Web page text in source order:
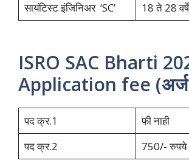
सायंटिस्ट इंजिनिअर ‘SC’
18 ते 28 वर्षे
ISRO SAC Bharti
Application fee
पद क्र.1
फी नाही
पद क्र.2
750/- रुपये